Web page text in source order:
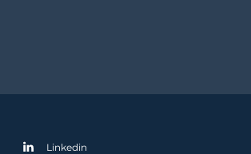
Linkedin